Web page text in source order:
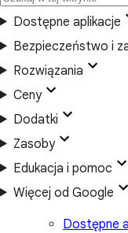
Dostępne aplikacje
Bezpieczeństwo i
Rozwiązania
Ceny
Dodatki
Zasoby
Edukacja i pomoc
Więcej od Google
Dostępne